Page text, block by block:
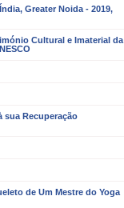
Greater Noida - 2019,
Cultural e Imaterial da
sua Recuperação
de Um Mestre do Yoga